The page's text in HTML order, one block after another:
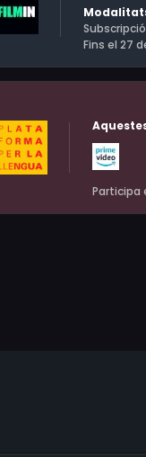
Subscripció
Fins el 27
Participa